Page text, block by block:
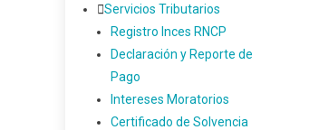
Servicios Tributarios
Registro Inces RNCP
Declaración y Reporte de
Pago
Intereses Moratorios
Certificado de Solvencia